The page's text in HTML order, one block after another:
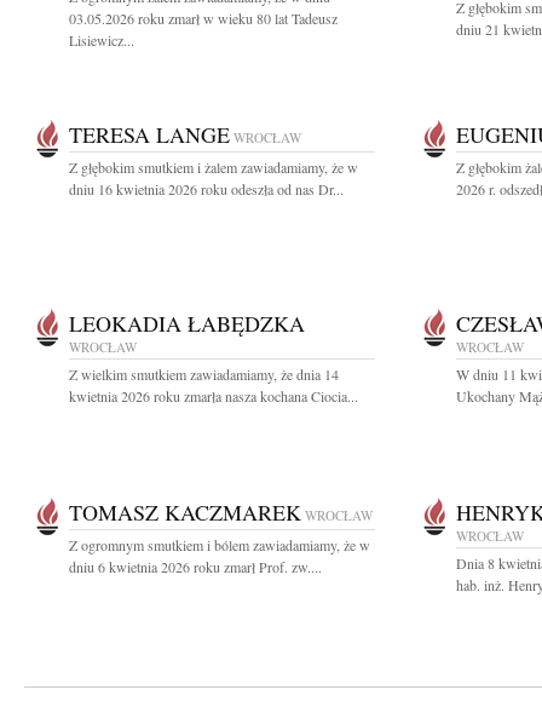
03.05.2026 roku zmarł w wieku 80 lat Tadeusz
Lisiewicz...
Z głębokim
dniu 21
TERESA LANGE WROCŁAW
Z głębokim smutkiem i żalem zawiadamiamy, że w
dniu 16 kwietnia 2026 roku odeszła od nas Dr...
Z głębokim
2026 r.
LEOKADIA ŁABĘDZKA
WROCŁAW
Z wielkim smutkiem zawiadamiamy, że dnia 14
kwietnia 2026 roku zmarła nasza kochana Ciocia...
WROCŁAW
W dniu 11
Ukochany
TOMASZ KACZMAREK WROCŁAW
Z ogromnym smutkiem i bólem zawiadamiamy, że w
dniu 6 kwietnia 2026 roku zmarł Prof. zw....
WROCŁAW
Dnia 8
hab. inż.